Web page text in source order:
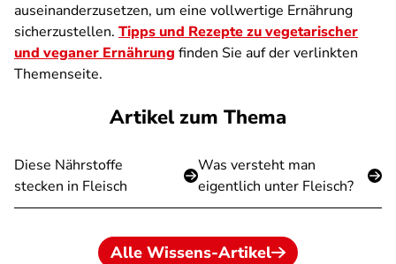
auseinanderzusetzen, um eine vollwertige Ernährung
sicherzustellen. Tipps und Rezepte zu vegetarischer
und veganer Ernährung finden Sie auf der verlinkten
Themenseite.
Artikel zum Thema
Diese Nährstoffe
stecken in Fleisch
Was versteht man
eigentlich unter Fleisch?
Alle Wissens-Artikel